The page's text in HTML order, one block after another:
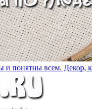
и понятны всем. Декор,